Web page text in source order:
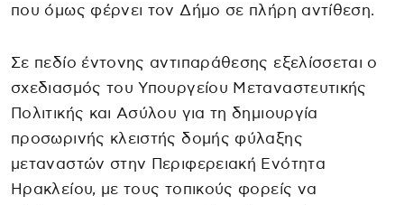
που όμως φέρνει τον Δήμο σε πλήρη αντίθεση.
Σε πεδίο έντονης αντιπαράθεσης εξελίσσεται ο
σχεδιασμός του Υπουργείου Μεταναστευτικής
Πολιτικής και Ασύλου για τη δημιουργία
προσωρινής κλειστής δομής φύλαξης
μεταναστών στην Περιφερειακή Ενότητα
Ηρακλείου, με τους τοπικούς φορείς να